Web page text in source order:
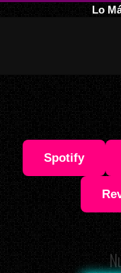
Lo
Spotify